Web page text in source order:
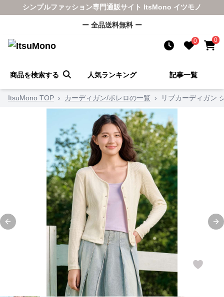
シンプルファッション専門通販サイト ItsMono イツモノ
ー 全品送料無料 ー
0 0
商品を検索する 人気ランキング 記事一覧
ItsuMono TOP › カーディガン/ボレロの一覧 › リブカーディガン
Previous slide